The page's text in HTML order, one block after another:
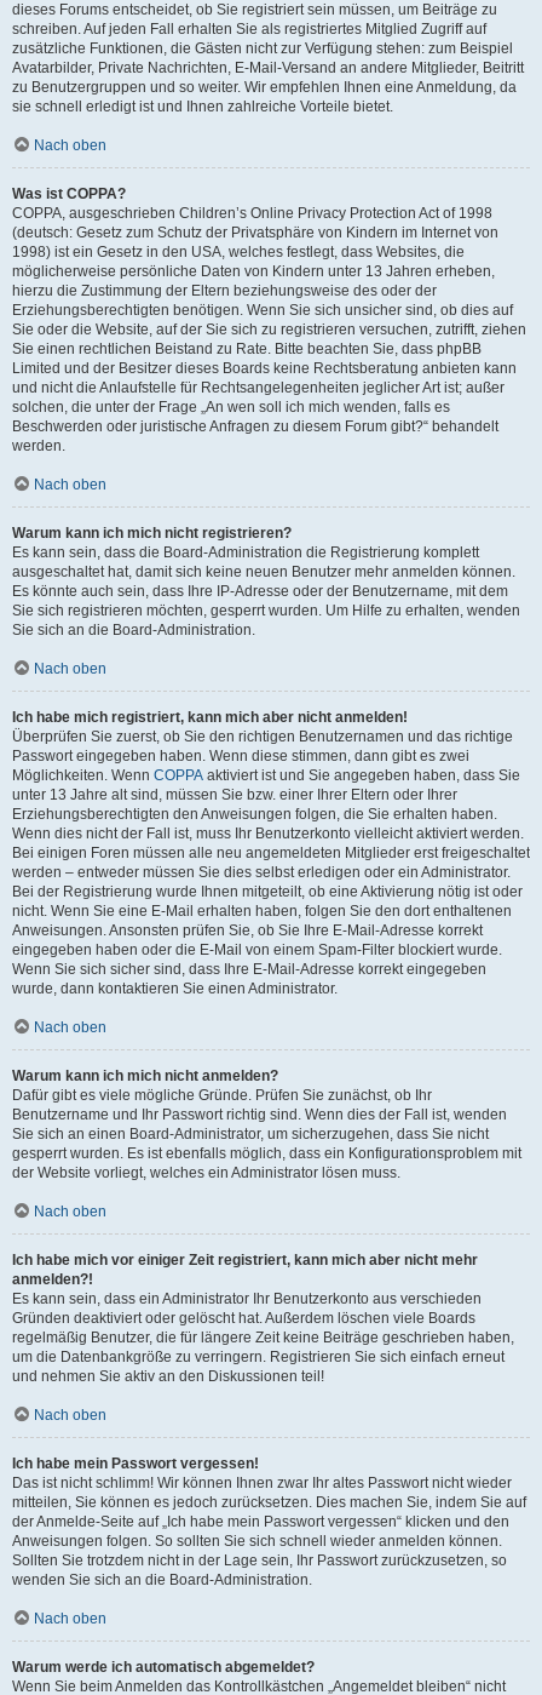
dieses Forums entscheidet, ob Sie registriert sein müssen, um Beiträge zu
schreiben. Auf jeden Fall erhalten Sie als registriertes Mitglied Zugriff auf
zusätzliche Funktionen, die Gästen nicht zur Verfügung stehen: zum Beispiel
Avatarbilder, Private Nachrichten, E-Mail-Versand an andere Mitglieder, Beitritt
zu Benutzergruppen und so weiter. Wir empfehlen Ihnen eine Anmeldung, da
sie schnell erledigt ist und Ihnen zahlreiche Vorteile bietet.
Nach oben
Was ist COPPA?
COPPA, ausgeschrieben Children’s Online Privacy Protection Act of 1998
(deutsch: Gesetz zum Schutz der Privatsphäre von Kindern im Internet von
1998) ist ein Gesetz in den USA, welches festlegt, dass Websites, die
möglicherweise persönliche Daten von Kindern unter 13 Jahren erheben,
hierzu die Zustimmung der Eltern beziehungsweise des oder der
Erziehungsberechtigten benötigen. Wenn Sie sich unsicher sind, ob dies auf
Sie oder die Website, auf der Sie sich zu registrieren versuchen, zutrifft, ziehen
Sie einen rechtlichen Beistand zu Rate. Bitte beachten Sie, dass phpBB
Limited und der Besitzer dieses Boards keine Rechtsberatung anbieten kann
und nicht die Anlaufstelle für Rechtsangelegenheiten jeglicher Art ist; außer
solchen, die unter der Frage „An wen soll ich mich wenden, falls es
Beschwerden oder juristische Anfragen zu diesem Forum gibt?“ behandelt
werden.
Nach oben
Warum kann ich mich nicht registrieren?
Es kann sein, dass die Board-Administration die Registrierung komplett
ausgeschaltet hat, damit sich keine neuen Benutzer mehr anmelden können.
Es könnte auch sein, dass Ihre IP-Adresse oder der Benutzername, mit dem
Sie sich registrieren möchten, gesperrt wurden. Um Hilfe zu erhalten, wenden
Sie sich an die Board-Administration.
Nach oben
Ich habe mich registriert, kann mich aber nicht anmelden!
Überprüfen Sie zuerst, ob Sie den richtigen Benutzernamen und das richtige
Passwort eingegeben haben. Wenn diese stimmen, dann gibt es zwei
Möglichkeiten. Wenn COPPA aktiviert ist und Sie angegeben haben, dass Sie
unter 13 Jahre alt sind, müssen Sie bzw. einer Ihrer Eltern oder Ihrer
Erziehungsberechtigten den Anweisungen folgen, die Sie erhalten haben.
Wenn dies nicht der Fall ist, muss Ihr Benutzerkonto vielleicht aktiviert werden.
Bei einigen Foren müssen alle neu angemeldeten Mitglieder erst freigeschaltet
werden – entweder müssen Sie dies selbst erledigen oder ein Administrator.
Bei der Registrierung wurde Ihnen mitgeteilt, ob eine Aktivierung nötig ist oder
nicht. Wenn Sie eine E-Mail erhalten haben, folgen Sie den dort enthaltenen
Anweisungen. Ansonsten prüfen Sie, ob Sie Ihre E-Mail-Adresse korrekt
eingegeben haben oder die E-Mail von einem Spam-Filter blockiert wurde.
Wenn Sie sich sicher sind, dass Ihre E-Mail-Adresse korrekt eingegeben
wurde, dann kontaktieren Sie einen Administrator.
Nach oben
Warum kann ich mich nicht anmelden?
Dafür gibt es viele mögliche Gründe. Prüfen Sie zunächst, ob Ihr
Benutzername und Ihr Passwort richtig sind. Wenn dies der Fall ist, wenden
Sie sich an einen Board-Administrator, um sicherzugehen, dass Sie nicht
gesperrt wurden. Es ist ebenfalls möglich, dass ein Konfigurationsproblem mit
der Website vorliegt, welches ein Administrator lösen muss.
Nach oben
Ich habe mich vor einiger Zeit registriert, kann mich aber nicht mehr
anmelden?!
Es kann sein, dass ein Administrator Ihr Benutzerkonto aus verschieden
Gründen deaktiviert oder gelöscht hat. Außerdem löschen viele Boards
regelmäßig Benutzer, die für längere Zeit keine Beiträge geschrieben haben,
um die Datenbankgröße zu verringern. Registrieren Sie sich einfach erneut
und nehmen Sie aktiv an den Diskussionen teil!
Nach oben
Ich habe mein Passwort vergessen!
Das ist nicht schlimm! Wir können Ihnen zwar Ihr altes Passwort nicht wieder
mitteilen, Sie können es jedoch zurücksetzen. Dies machen Sie, indem Sie auf
der Anmelde-Seite auf „Ich habe mein Passwort vergessen“ klicken und den
Anweisungen folgen. So sollten Sie sich schnell wieder anmelden können.
Sollten Sie trotzdem nicht in der Lage sein, Ihr Passwort zurückzusetzen, so
wenden Sie sich an die Board-Administration.
Nach oben
Warum werde ich automatisch abgemeldet?
Wenn Sie beim Anmelden das Kontrollkästchen „Angemeldet bleiben“ nicht